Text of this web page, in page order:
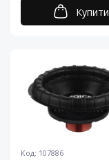
Купити
Код: 107886